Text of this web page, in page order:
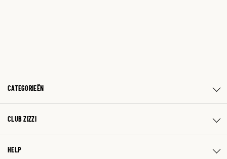
CATEGORIEËN
CLUB ZIZZI
HELP